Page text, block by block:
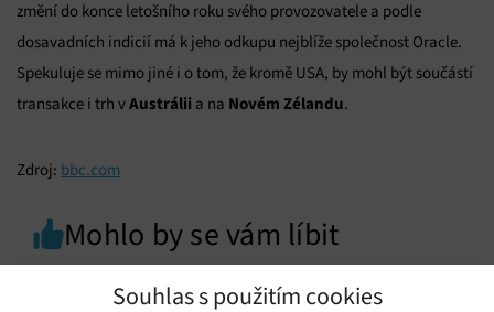
Souhlas s použitím cookies
změní do konce letošního roku svého provozovatele a podle
dosavadních indicií má k jeho odkupu nejblíže společnost Oracle.
Spekuluje se mimo jiné i o tom, že kromě USA, by mohl být součástí
transakce i trh vAustrálii a na Novém Zélandu.
Zdroj: bbc.com
Mohlo by se vám líbit